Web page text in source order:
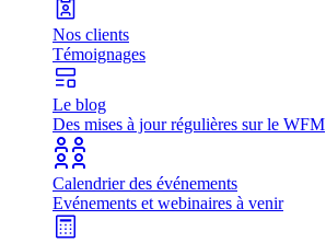
Nos clients
Témoignages
Le blog
Des mises à jour régulières sur le WFM
Calendrier des événements
Evénements et webinaires à venir